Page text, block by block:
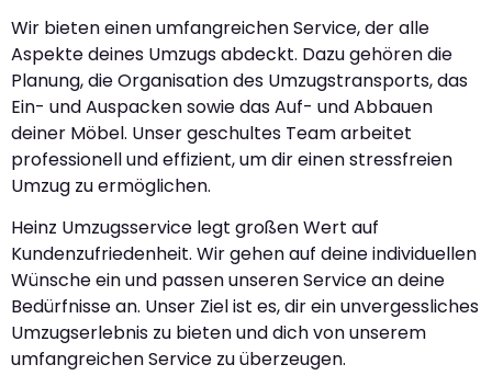
Wir bieten einen umfangreichen Service, der alle
Aspekte deines Umzugs abdeckt. Dazu gehören die
Planung, die Organisation des Umzugstransports, das
Ein- und Auspacken sowie das Auf- und Abbauen
deiner Möbel. Unser geschultes Team arbeitet
professionell und effizient, um dir einen stressfreien
Umzug zu ermöglichen.
Heinz Umzugsservice legt großen Wert auf
Kundenzufriedenheit. Wir gehen auf deine individuellen
Wünsche ein und passen unseren Service an deine
Bedürfnisse an. Unser Ziel ist es, dir ein unvergessliches
Umzugserlebnis zu bieten und dich von unserem
umfangreichen Service zu überzeugen.